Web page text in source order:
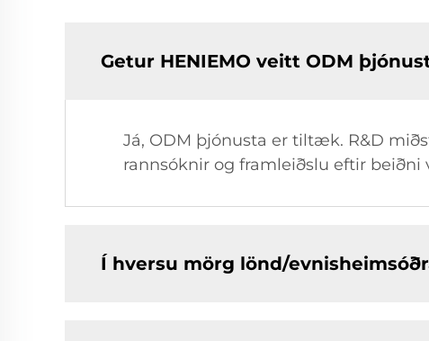
Getur HENIEMO veitt ODM
Já, ODM þjónusta er tiltæk. R&D
rannsóknir og framleiðslu eftir beiðni
Í hversu mörg lönd/